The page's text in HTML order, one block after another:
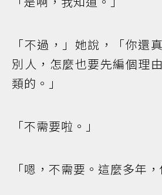
「不過，」她說，「你還
別人，怎麼也要先編個理
類的。」
「不需要啦。」
「嗯，不需要。這麼多年